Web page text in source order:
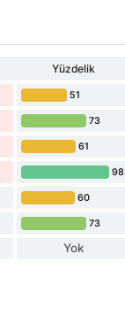
Yüzdelik
51
73
61
98
60
73
Yok